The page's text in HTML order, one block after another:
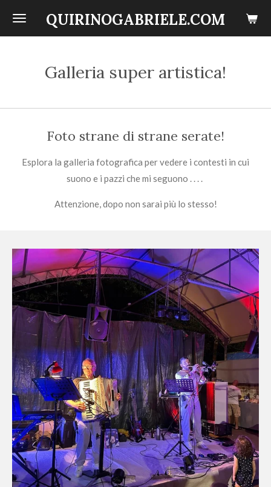
Vai
QUIRINOGABRIELE.COM
Galleria super artistica!
Foto strane di strane serate!
Esplora la galleria fotografica per vedere i contesti in cui
suono e i pazzi che mi seguono . . . .
Attenzione, dopo non sarai più lo stesso!